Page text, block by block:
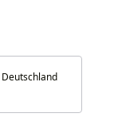
Deutschland